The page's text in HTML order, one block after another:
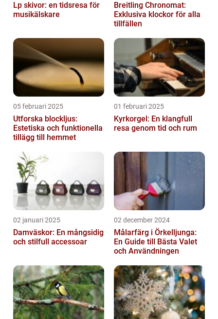
Lp skivor: en tidsresa för
musikälskare
Breitling Chronomat:
Exklusiva klockor för alla
tillfällen
05 februari 2025
Utforska blockljus:
Estetiska och funktionella
tillägg till hemmet
01 februari 2025
Kyrkorgel: En klangfull
resa genom tid och rum
02 januari 2025
Damväskor: En mångsidig
och stilfull accessoar
02 december 2024
Målarfärg i Örkelljunga:
En Guide till Bästa Valet
och Användningen